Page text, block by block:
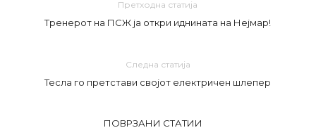
Претходна статија
Тренерот на ПСЖ ја откри иднината на Нејмар!
Следна статија
Тесла го претстави својот електричен шлепер
ПОВРЗАНИ СТАТИИ